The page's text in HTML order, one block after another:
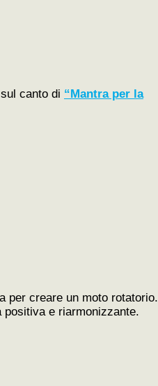
canto di “Mantra per la
per creare un moto rotatorio.
positiva e riarmonizzante.